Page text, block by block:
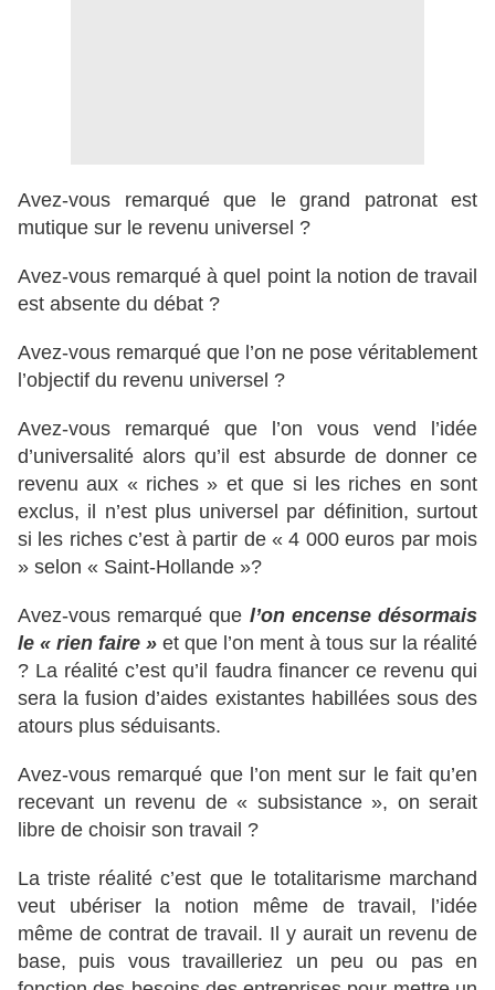
Avez-vous remarqué que le grand patronat est
mutique sur le revenu universel ?
Avez-vous remarqué à quel point la notion de travail
est absente du débat ?
Avez-vous remarqué que l’on ne pose véritablement
l’objectif du revenu universel ?
Avez-vous remarqué que l’on vous vend l’idée
d’universalité alors qu’il est absurde de donner ce
revenu aux « riches » et que si les riches en sont
exclus, il n’est plus universel par définition, surtout
si les riches c’est à partir de « 4 000 euros par mois
» selon « Saint-Hollande »?
Avez-vous remarqué que l’on encense désormais
le « rien faire » et que l’on ment à tous sur la réalité
? La réalité c’est qu’il faudra financer ce revenu qui
sera la fusion d’aides existantes habillées sous des
atours plus séduisants.
Avez-vous remarqué que l’on ment sur le fait qu’en
recevant un revenu de « subsistance », on serait
libre de choisir son travail ?
La triste réalité c’est que le totalitarisme marchand
veut ubériser la notion même de travail, l’idée
même de contrat de travail. Il y aurait un revenu de
base, puis vous travailleriez un peu ou pas en